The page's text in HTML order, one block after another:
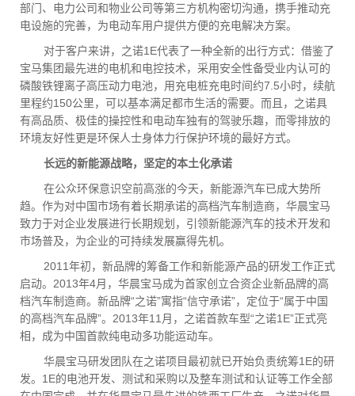
部门、电力公司和物业公司等第三方机构密切沟通，携手推动充
电设施的完善，为电动车用户提供方便的充电解决方案。
对于客户来讲，之诺1E代表了一种全新的出行方式：借鉴了
宝马集团最先进的电机和电控技术，采用安全性备受业内认可的
磷酸铁锂离子高压动力电池，用充电桩充电时间约7.5小时，续航
里程约150公里，可以基本满足都市生活的需要。而且，之诺具
有高品质、极佳的操控性和电动车独有的驾驶乐趣，而零排放的
环境友好性更是环保人士身体力行保护环境的最好方式。
长远的新能源战略，坚定的本土化承诺
在公众环保意识空前高涨的今天，新能源汽车已成大势所
趋。作为对中国市场有着长期承诺的高档汽车制造商，华晨宝马
致力于对企业发展进行长期规划，引领新能源汽车的技术开发和
市场普及，为企业的可持续发展赢得先机。
2011年初，新品牌的筹备工作和新能源产品的研发工作正式
启动。2013年4月，华晨宝马成为首家创立合资企业新品牌的高
档汽车制造商。新品牌“之诺”寓指“信守承诺”，定位于“属于中国
的高档汽车品牌”。2013年11月，之诺首款车型“之诺1E”正式亮
相，成为中国首款纯电动多功能运动车。
华晨宝马研发团队在之诺项目最初就已开始负责统筹1E的研
发。1E的电池开发、测试和采购以及整车测试和认证等工作全部